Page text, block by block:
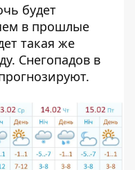
будет
в прошлые
такая же
Снегопадов в